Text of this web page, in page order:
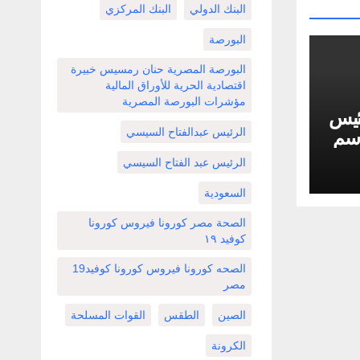
البنك الدولي البنك المركزي
البورصة
البورصة المصرية حنان رمسيس خبيرة
اقتصادية الحرية للأوراق المالية
مؤشرات البورصة المصرية
الرئيس عبدالفتاح السيسي
الرئيس عبد الفتاح السيسي
السعودية
الصحة مصر كورونا فيروس كورونا
كوفيد ١٩
الصحه كورونا فيروس كورونا كوفيد19
مصر
الصين الطقس القوات المسلحة
الكرونة